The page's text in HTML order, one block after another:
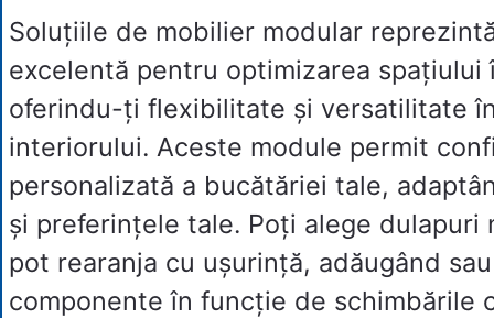
Soluțiile de mobilier modular
excelentă pentru optimizarea spațiului
oferindu-ți flexibilitate și versatilitate
interiorului. Aceste module permit
personalizată a bucătăriei tale,
și preferințele tale. Poți alege dulapuri
pot rearanja cu ușurință, adăugând
componente în funcție de schimbările